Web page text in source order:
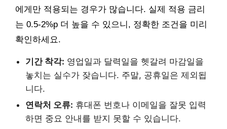
에게만 적용되는 경우가 많습니다. 실제 적용 금리
는 0.5-2%p 더 높을 수 있으니, 정확한 조건을 미리
확인하세요.
기간 착각: 영업일과 달력일을 헷갈려 마감일을
놓치는 실수가 잦습니다. 주말, 공휴일은 제외됩
니다.
연락처 오류: 휴대폰 번호나 이메일을 잘못 입력
하면 중요 안내를 받지 못할 수 있습니다.